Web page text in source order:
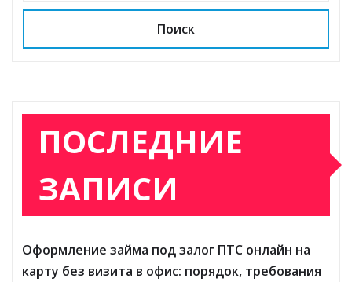
Поиск
ПОСЛЕДНИЕ
ЗАПИСИ
Оформление займа под залог ПТС онлайн на
карту без визита в офис: порядок, требования